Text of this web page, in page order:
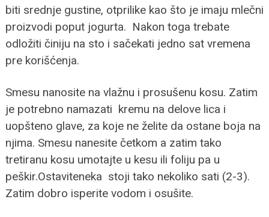
biti srednje gustine, otprilike kao što je imaju mlečni
proizvodi poput jogurta. Nakon toga trebate
odložiti činiju na sto i sačekati jedno sat vremena
pre korišćenja.
Smesu nanosite na vlažnu i prosušenu kosu. Zatim
je potrebno namazati kremu na delove lica i
uopšteno glave, za koje ne želite da ostane boja na
njima. Smesu nanesite četkom a zatim tako
tretiranu kosu umotajte u kesu ili foliju pa u
peškir.Ostaviteneka stoji tako nekoliko sati (2-3).
Zatim dobro isperite vodom i osušite.